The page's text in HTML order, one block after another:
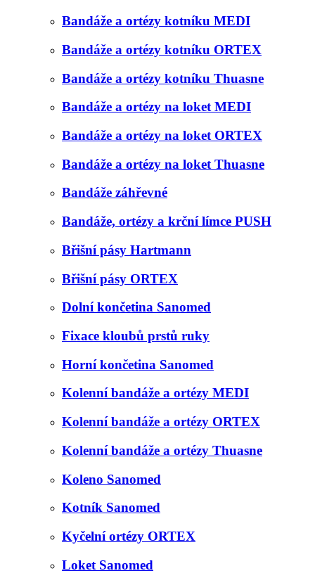
Bandáže a ortézy kotníku MEDI
Bandáže a ortézy kotníku ORTEX
Bandáže a ortézy kotníku Thuasne
Bandáže a ortézy na loket MEDI
Bandáže a ortézy na loket ORTEX
Bandáže a ortézy na loket Thuasne
Bandáže záhřevné
Bandáže, ortézy a krční límce PUSH
Břišní pásy Hartmann
Břišní pásy ORTEX
Dolní končetina Sanomed
Fixace kloubů prstů ruky
Horní končetina Sanomed
Kolenní bandáže a ortézy MEDI
Kolenní bandáže a ortézy ORTEX
Kolenní bandáže a ortézy Thuasne
Koleno Sanomed
Kotník Sanomed
Kyčelní ortézy ORTEX
Loket Sanomed